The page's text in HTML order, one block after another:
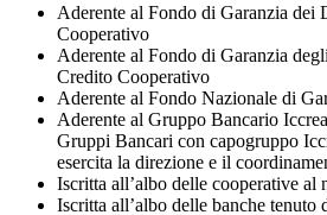
Aderente al Fondo di Garanzia dei
Cooperativo
Aderente al Fondo di Garanzia
Credito Cooperativo
Aderente al Fondo Nazionale di
Aderente al Gruppo Bancario
Gruppi Bancari con capogruppo
esercita la direzione e il
Iscritta all’albo delle cooperative al
Iscritta all’albo delle banche tenuto